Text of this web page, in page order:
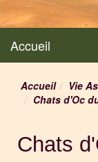
Accueil
Accueil Vie
Chats d'Oc
Chats